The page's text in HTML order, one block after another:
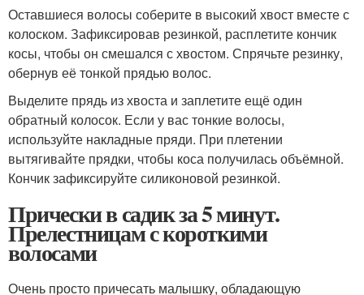
Оставшиеся волосы соберите в высокий хвост вместе с
колоском. Зафиксировав резинкой, расплетите кончик
косы, чтобы он смешался с хвостом. Спрячьте резинку,
обернув её тонкой прядью волос.
Выделите прядь из хвоста и заплетите ещё один
обратный колосок. Если у вас тонкие волосы,
используйте накладные пряди. При плетении
вытягивайте прядки, чтобы коса получилась объёмной.
Кончик зафиксируйте силиконовой резинкой.
Прически в садик за 5 минут.
Прелестницам с короткими
волосами
Очень просто причесать малышку, обладающую